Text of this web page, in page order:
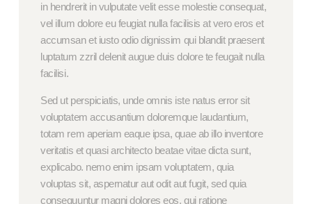
in hendrerit in vulputate velit esse molestie consequat,
vel illum dolore eu feugiat nulla facilisis at vero eros et
accumsan et iusto odio dignissim qui blandit praesent
luptatum zzril delenit augue duis dolore te feugait nulla
facilisi.
Sed ut perspiciatis, unde omnis iste natus error sit
voluptatem accusantium doloremque laudantium,
totam rem aperiam eaque ipsa, quae ab illo inventore
veritatis et quasi architecto beatae vitae dicta sunt,
explicabo. nemo enim ipsam voluptatem, quia
voluptas sit, aspernatur aut odit aut fugit, sed quia
consequuntur magni dolores eos, qui ratione